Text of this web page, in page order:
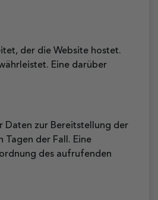
der die Website hostet.
Eine darüber
Daten zur Bereitstellung der
Tagen der Fall. Eine
des aufrufenden